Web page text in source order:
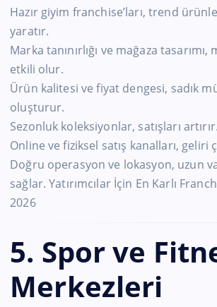
Hazır giyim franchise’ları, trend
yaratır.
Marka tanınırlığı ve mağaza
etkili olur.
Ürün kalitesi ve fiyat dengesi, sadık
oluşturur.
Sezonluk koleksiyonlar, satışları artırır.
Online ve fiziksel satış kanalları, geliri
Doğru operasyon ve lokasyon, uzun
sağlar. Yatırımcılar İçin En Karlı
2026
5. Spor ve
Merkezleri